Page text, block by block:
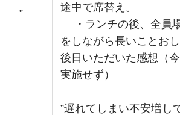
”
途中で席替え。
・ランチの後、全員
をしながら長いこと
後日いただいた感想（
実施せず）
”遅れてしまい不安増し